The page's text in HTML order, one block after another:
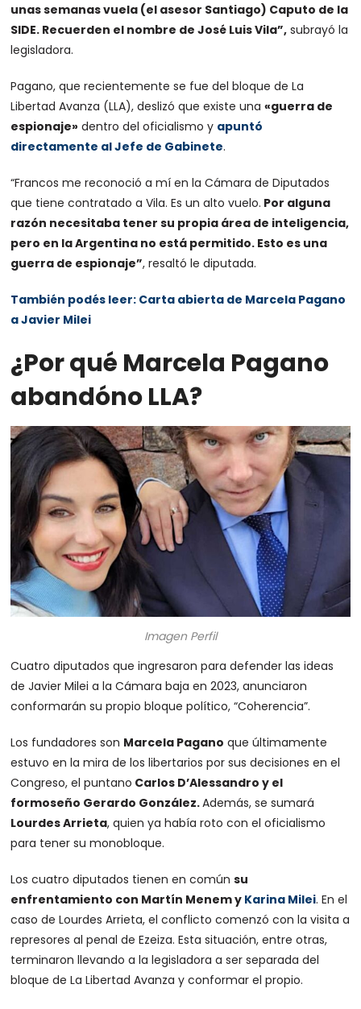
unas semanas vuela (el asesor Santiago) Caputo de la
SIDE. Recuerden el nombre de José Luis Vila”, subrayó la
legisladora.
Pagano, que recientemente se fue del bloque de La
Libertad Avanza (LLA), deslizó que existe una«guerra de
espionaje» dentro del oficialismo y apuntó
directamente al Jefe de Gabinete.
“Francos me reconoció a mí en la Cámara de Diputados
que tiene contratado a Vila. Es un alto vuelo. Por alguna
razón necesitaba tener su propia área de inteligencia,
pero en la Argentina no está permitido. Esto es una
guerra de espionaje”, resaltó le diputada.
También podés leer: Carta abierta de Marcela Pagano
a Javier Milei
¿Por qué Marcela Pagano
abandóno LLA?
Imagen Perfil
Cuatro diputados que ingresaron para defender las ideas
de Javier Milei a la Cámara baja en 2023, anunciaron
conformarán su propio bloque político, “Coherencia”.
Los fundadores son Marcela Pagano que últimamente
estuvo en la mira de los libertarios por sus decisiones en el
Congreso, el puntano Carlos D’Alessandro y el
formoseño Gerardo González.Además, se sumará
Lourdes Arrieta, quien ya había roto con el oficialismo
para tener su monobloque.
Los cuatro diputados tienen en comúnsu
enfrentamiento con Martín Menem y Karina Milei. En el
caso de Lourdes Arrieta, el conflicto comenzó con la visita a
represores al penal de Ezeiza. Esta situación, entre otras,
terminaron llevando a la legisladora a ser separada del
bloque de La Libertad Avanza y conformar el propio.